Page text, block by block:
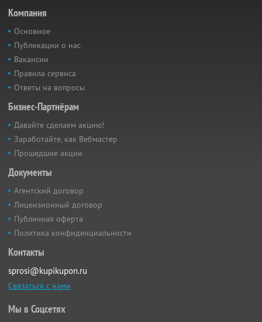
Компания
Основное
Публикации о нас
Вакансии
Правила сервиса
Ответы на вопросы
Бизнес-Партнёрам
Давайте сделаем акцию!
Заработайте, как Вебмастер
Прошедшие акции
Документы
Агентский договор
Лицензионный договор
Публичная оферта
Политика конфиденциальности
Контакты
sprosi@kupikupon.ru
Связаться с нами
Мы в Соцсетях